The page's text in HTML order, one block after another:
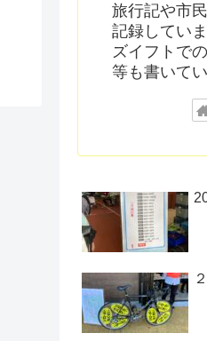
旅行記や市
記録していま
ズイフトで
等も書いて